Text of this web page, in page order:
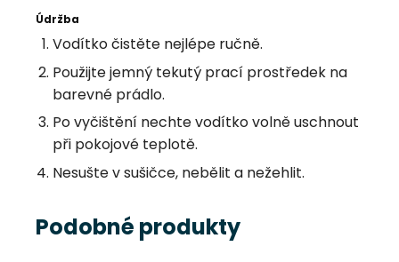
Údržba
Vodítko čistěte nejlépe ručně.
Použijte jemný tekutý prací prostředek na
barevné prádlo.
Po vyčištění nechte vodítko volně uschnout
při pokojové teplotě.
Nesušte v sušičce, nebělit a nežehlit.
Podobné produkty